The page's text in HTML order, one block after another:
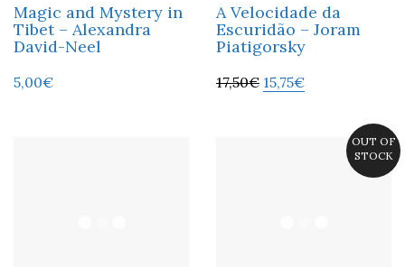
Magic and Mystery in
Tibet – Alexandra
David-Neel
5,00€
A Velocidade da
Escuridão – Joram
Piatigorsky
17,50€ 15,75€
OUT OF
STOCK